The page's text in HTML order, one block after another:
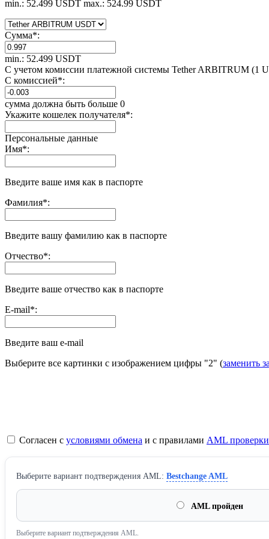
min.: 52.499 USDT max.: 524.99 USDT
Сумма*:
min.: 52.499 USDT
С учетом комиссии платежной системы Tether ARBITRUM (1
С комиссией*:
сумма должна быть больше 0
Укажите кошелек получателя*:
Персональные данные
Имя*:
Введите ваше имя как в паспорте
Фамилия*:
Введите вашу фамилию как в паспорте
Отчество*:
Введите ваше отчество как в паспорте
E-mail*:
Введите ваш e-mail
Выберите все картинки с изображением цифры "2" (заменить
Согласен с условиями обмена и с правилами AML проверки
Выберите вариант подтверждения AML: Bestchange AML
AML пройден
Выберите вариант подтверждения AML.